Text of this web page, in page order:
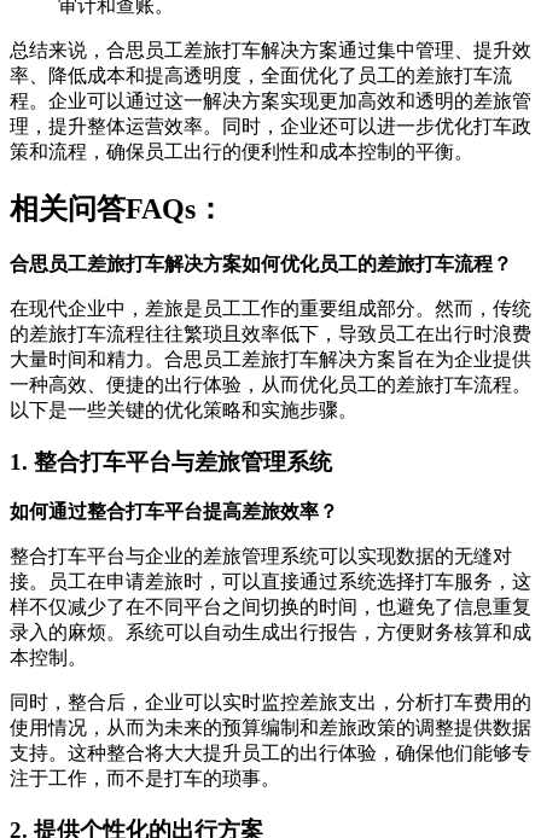
审计和查账。
总结来说，合思员工差旅打车解决方案通过集中管理、提升效
率、降低成本和提高透明度，全面优化了员工的差旅打车流
程。企业可以通过这一解决方案实现更加高效和透明的差旅管
理，提升整体运营效率。同时，企业还可以进一步优化打车政
策和流程，确保员工出行的便利性和成本控制的平衡。
相关问答FAQs：
合思员工差旅打车解决方案如何优化员工的差旅打车流程？
在现代企业中，差旅是员工工作的重要组成部分。然而，传统
的差旅打车流程往往繁琐且效率低下，导致员工在出行时浪费
大量时间和精力。合思员工差旅打车解决方案旨在为企业提供
一种高效、便捷的出行体验，从而优化员工的差旅打车流程。
以下是一些关键的优化策略和实施步骤。
1. 整合打车平台与差旅管理系统
如何通过整合打车平台提高差旅效率？
整合打车平台与企业的差旅管理系统可以实现数据的无缝对
接。员工在申请差旅时，可以直接通过系统选择打车服务，这
样不仅减少了在不同平台之间切换的时间，也避免了信息重复
录入的麻烦。系统可以自动生成出行报告，方便财务核算和成
本控制。
同时，整合后，企业可以实时监控差旅支出，分析打车费用的
使用情况，从而为未来的预算编制和差旅政策的调整提供数据
支持。这种整合将大大提升员工的出行体验，确保他们能够专
注于工作，而不是打车的琐事。
2. 提供个性化的出行方案